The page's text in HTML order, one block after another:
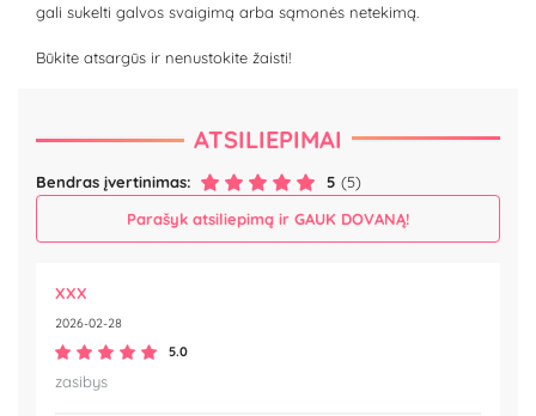
gali sukelti galvos svaigimą arba sąmonės netekimą.
Būkite atsargūs ir nenustokite žaisti!
ATSILIEPIMAI
Bendras įvertinimas: 5 (5)
Parašyk atsiliepimą ir GAUK DOVANĄ!
XXX
2026-02-28
5.0
zasibys